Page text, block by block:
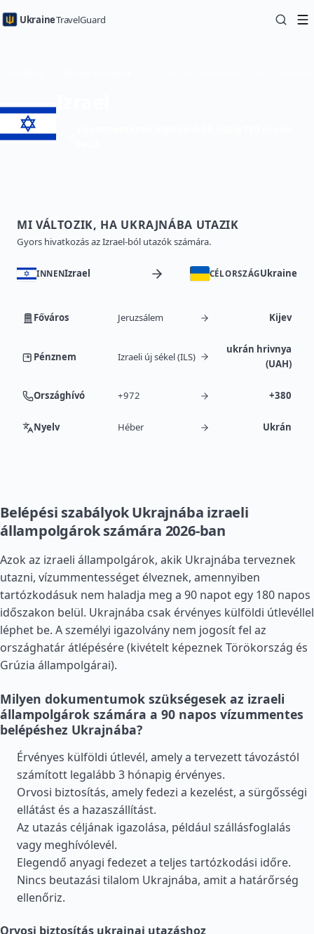
UkraineTravelGuard
MI VÁLTOZIK, HA UKRAJNÁBA UTAZIK
Gyors hivatkozás az Izrael-ból utazók számára.
INNENIzrael CÉLORSZÁGUkraine
Főváros Jeruzsálem Kijev
Pénznem Izraeli új sékel (ILS)
ukrán hrivnya
(UAH)
Országhívó +972 +380
Nyelv Héber Ukrán
Belépési szabályok Ukrajnába izraeli
állampolgárok számára 2026-ban
Azok az izraeli állampolgárok, akik Ukrajnába terveznek
utazni, vízummentességet élveznek, amennyiben
tartózkodásuk nem haladja meg a 90 napot egy 180 napos
időszakon belül. Ukrajnába csak érvényes külföldi útlevéllel
léphet be. A személyi igazolvány nem jogosít fel az
országhatár átlépésére (kivételt képeznek Törökország és
Grúzia állampolgárai).
Milyen dokumentumok szükségesek az izraeli
állampolgárok számára a 90 napos vízummentes
belépéshez Ukrajnába?
Érvényes külföldi útlevél, amely a tervezett távozástól
számított legalább 3 hónapig érvényes.
Orvosi biztosítás, amely fedezi a kezelést, a sürgősségi
ellátást és a hazaszállítást.
Az utazás céljának igazolása, például szállásfoglalás
vagy meghívólevél.
Elegendő anyagi fedezet a teljes tartózkodási időre.
Nincs beutazási tilalom Ukrajnába, amit a határőrség
ellenőriz.
Orvosi biztosítás ukrajnai utazáshoz